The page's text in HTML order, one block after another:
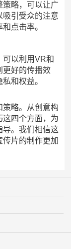
策略，可以让广
吸引受众的注意
点击率。
可以利用VR和
更好的传播效
和权益。
策略。从创意构
这四个方面，为
导。我们相信这
片的制作更加